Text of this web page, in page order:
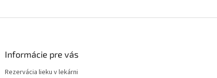
Informácie pre vás
Rezervácia lieku v lekárni